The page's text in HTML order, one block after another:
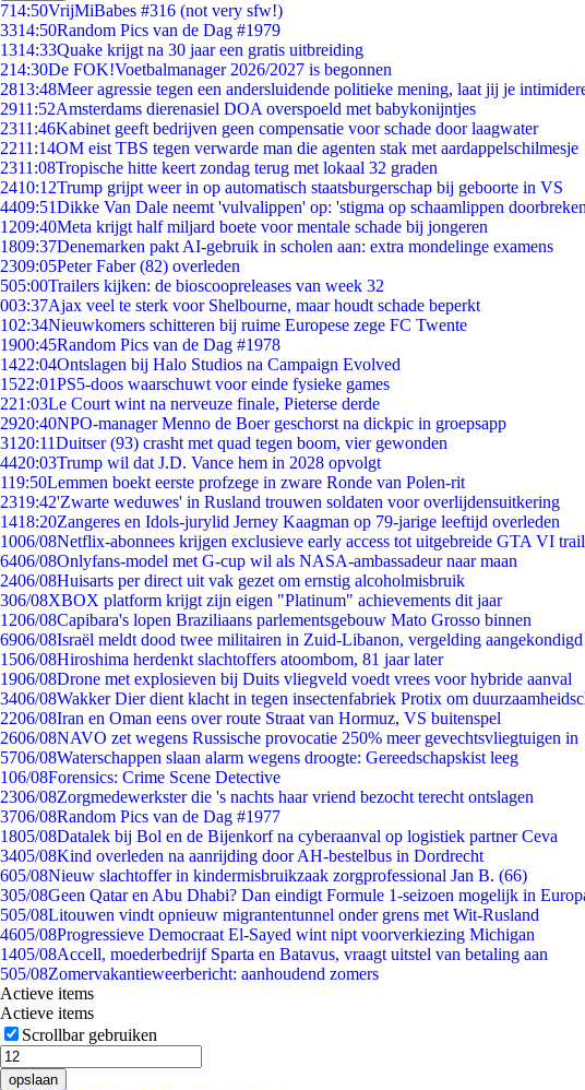
714:50VrijMiBabes #316 (not very sfw!)
3314:50Random Pics van de Dag #1979
1314:33Quake krijgt na 30 jaar een gratis uitbreiding
214:30De FOK!Voetbalmanager 2026/2027 is begonnen
2813:48Meer agressie tegen een andersluidende politieke mening, laat jij je
2911:52Amsterdams dierenasiel DOA overspoeld met babykonijntjes
2311:46Kabinet geeft bedrijven geen compensatie voor schade door laagwater
2211:14OM eist TBS tegen verwarde man die agenten stak met aardappelschilmesje
2311:08Tropische hitte keert zondag terug met lokaal 32 graden
2410:12Trump grijpt weer in op automatisch staatsburgerschap bij geboorte in VS
4409:51Dikke Van Dale neemt 'vulvalippen' op: 'stigma op schaamlippen
1209:40Meta krijgt half miljard boete voor mentale schade bij jongeren
1809:37Denemarken pakt AI-gebruik in scholen aan: extra mondelinge examens
2309:05Peter Faber (82) overleden
505:00Trailers kijken: de bioscoopreleases van week 32
003:37Ajax veel te sterk voor Shelbourne, maar houdt schade beperkt
102:34Nieuwkomers schitteren bij ruime Europese zege FC Twente
1900:45Random Pics van de Dag #1978
1422:04Ontslagen bij Halo Studios na Campaign Evolved
1522:01PS5-doos waarschuwt voor einde fysieke games
221:03Le Court wint na nerveuze finale, Pieterse derde
2920:40NPO-manager Menno de Boer geschorst na dickpic in groepsapp
31 20:11Duitser (93) crasht met quad tegen boom, vier gewonden
4420:03Trump wil dat J.D. Vance hem in 2028 opvolgt
119:50Lemmen boekt eerste profzege in zware Ronde van Polen-rit
2319:42'Zwarte weduwes' in Rusland trouwen soldaten voor overlijdensuitkering
1418:20Zangeres en Idols-jurylid Jerney Kaagman op 79-jarige leeftijd overleden
1006/08Netflix-abonnees krijgen exclusieve early access tot uitgebreide GTA VI
6406/08Onlyfans-model met G-cup wil als NASA-ambassadeur naar maan
2406/08Huisarts per direct uit vak gezet om ernstig alcoholmisbruik
306/08XBOX platform krijgt zijn eigen "Platinum" achievements dit jaar
1206/08Capibara's lopen Braziliaans parlementsgebouw Mato Grosso binnen
6906/08Israël meldt dood twee militairen in Zuid-Libanon, vergelding aangekondigd
1506/08Hiroshima herdenkt slachtoffers atoombom, 81 jaar later
1906/08Drone met explosieven bij Duits vliegveld voedt vrees voor hybride aanval
3406/08Wakker Dier dient klacht in tegen insectenfabriek Protix om
2206/08Iran en Oman eens over route Straat van Hormuz, VS buitenspel
2606/08NAVO zet wegens Russische provocatie 250% meer gevechtsvliegtuigen in
5706/08Waterschappen slaan alarm wegens droogte: Gereedschapskist leeg
106/08Forensics: Crime Scene Detective
2306/08Zorgmedewerkster die 's nachts haar vriend bezocht terecht ontslagen
3706/08Random Pics van de Dag #1977
1805/08Datalek bij Bol en de Bijenkorf na cyberaanval op logistiek partner Ceva
3405/08Kind overleden na aanrijding door AH-bestelbus in Dordrecht
605/08Nieuw slachtoffer in kindermisbruikzaak zorgprofessional Jan B. (66)
305/08Geen Qatar en Abu Dhabi? Dan eindigt Formule 1-seizoen mogelijk in
505/08Litouwen vindt opnieuw migrantentunnel onder grens met Wit-Rusland
4605/08Progressieve Democraat El-Sayed wint nipt voorverkiezing Michigan
1405/08Accell, moederbedrijf Sparta en Batavus, vraagt uitstel van betaling aan
505/08Zomervakantieweerbericht: aanhoudend zomers
Actieve items
Actieve items
Scrollbar gebruiken
opslaan